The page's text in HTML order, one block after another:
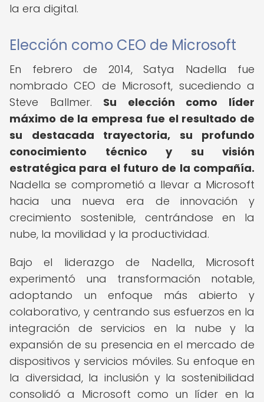
la era digital.
Elección como CEO de Microsoft
En febrero de 2014, Satya Nadella fue
nombrado CEO de Microsoft, sucediendo a
Steve Ballmer. Su elección como líder
máximo de la empresa fue el resultado de
su destacada trayectoria, su profundo
conocimiento técnico y su visión
estratégica para el futuro de la compañía.
Nadella se comprometió a llevar a Microsoft
hacia una nueva era de innovación y
crecimiento sostenible, centrándose en la
nube, la movilidad y la productividad.
Bajo el liderazgo de Nadella, Microsoft
experimentó una transformación notable,
adoptando un enfoque más abierto y
colaborativo, y centrando sus esfuerzos en la
integración de servicios en la nube y la
expansión de su presencia en el mercado de
dispositivos y servicios móviles. Su enfoque en
la diversidad, la inclusión y la sostenibilidad
consolidó a Microsoft como un líder en la